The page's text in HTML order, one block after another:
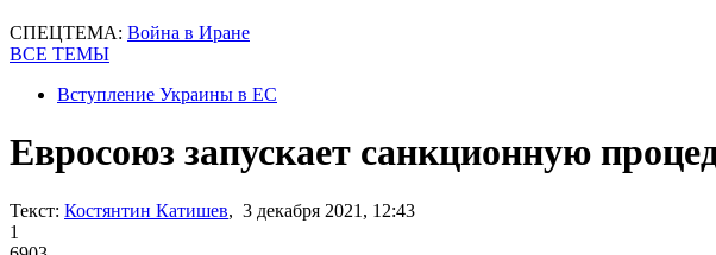
СПЕЦТЕМА: Война в Иране
ВСЕ ТЕМЫ
Вступление Украины в ЕС
Евросоюз запускает санкционную
Текст: Костянтин Катишев, 3 декабря 2021, 12:43
1